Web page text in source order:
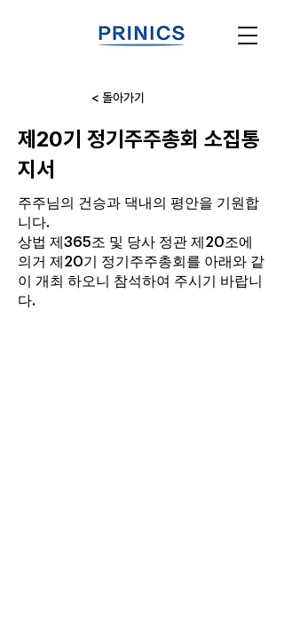
< 돌아가기
제20기 정기주주총회 소집통
지서
주주님의 건승과 댁내의 평안을 기원합
니다.
상법 제365조 및 당사 정관 제20조에
의거 제20기 정기주주총회를 아래와 같
이 개최 하오니 참석하여 주시기 바랍니
다.